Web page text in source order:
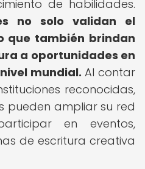
de habilidades.
no solo validan el
que también brindan
a oportunidades en
mundial. Al contar
reconocidas,
pueden ampliar su red
en eventos,
de escritura creativa